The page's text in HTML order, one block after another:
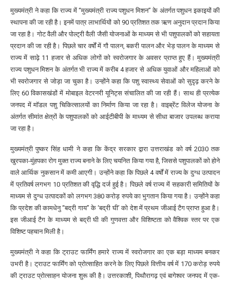
मुख्यमंत्री ने कहा कि राज्य में “मुख्यमंत्री राज्य पशुधन मिशन” के अंतर्गत पशुधन इकाइयों की
स्थापना की जा रही है। इनमें पात्र लाभार्थियों को 90 प्रतिशत तक ऋण अनुदान प्रदान किया
जा रहा है। गोट वैली और पोल्ट्री वैली जैसी योजनाओं के माध्यम से भी पशुपालकों को सहायता
प्रदान की जा रही है। पिछले चार वर्षों में गौ पालन, बकरी पालन और भेड़ पालन के माध्यम से
राज्य में साढ़े 11 हजार से अधिक लोगों को स्वरोजगार के अवसर प्राप्त हुए हैं। मुख्यमंत्री
राज्य पशुधन मिशन के अंतर्गत भी राज्य में करीब 4 हजार से अधिक युवाओं और महिलाओं को
भी स्वरोजगार से जोड़ा जा चुका है। उन्होंने कहा कि पशु स्वास्थ्य सेवाओं को सुदृढ़ करने के
लिए 60 विकासखंडों में मोबाइल वेटरनरी यूनिट्स संचालित की जा रही हैं। साथ ही प्रत्येक
जनपद में मॉडल पशु चिकित्सालयों का निर्माण किया जा रहा है। वाइब्रेंट विलेज योजना के
अंतर्गत सीमांत क्षेत्रों के पशुपालकों को आईटीबीपी के माध्यम से सीधा बाजार उपलब्ध कराया
जा रहा है।
मुख्यमंत्री पुष्कर सिंह धामी ने कहा कि केंद्र सरकार द्वारा उत्तराखंड को वर्ष 2030 तक
खुरपका-मुंहपका रोग मुक्त राज्य बनाने के लिए चयनित किया गया है, जिससे पशुपालकों को होने
वाले आर्थिक नुकसान में कमी आएगी। उन्होंने कहा कि पिछले 4 वर्षों में राज्य के दुग्ध उत्पादन
में प्रतिवर्ष लगभग 10 प्रतिशत की वृद्धि दर्ज हुई है। पिछले वर्ष राज्य में सहकारी समितियों के
माध्यम से दुग्ध उत्पादकों को लगभग 380 करोड़ रुपये का भुगतान किया गया है। उन्होंने कहा
कि प्रदेश की कामधेनु “बद्री गाय” के ‘बद्री घी’ को देश में प्रथम जीआई टैग प्राप्त हुआ है।
इस जीआई टैग के माध्यम से बद्री घी की गुणवत्ता और विशिष्टता को वैश्विक स्तर पर एक
विशिष्ट पहचान मिली है।
मुख्यमंत्री ने कहा कि ट्राउट फार्मिंग हमारे राज्य में स्वरोजगार का एक बड़ा माध्यम बनकर
उभरी है। ट्राउट फार्मिंग को प्रोत्साहित करने के लिए पिछले वित्तीय वर्ष में 170 करोड़ रुपये
की ट्राउट प्रोत्साहन योजना शुरू की है। उत्तरकाशी, पिथौरागढ़ एवं बागेश्वर जनपद में एक-